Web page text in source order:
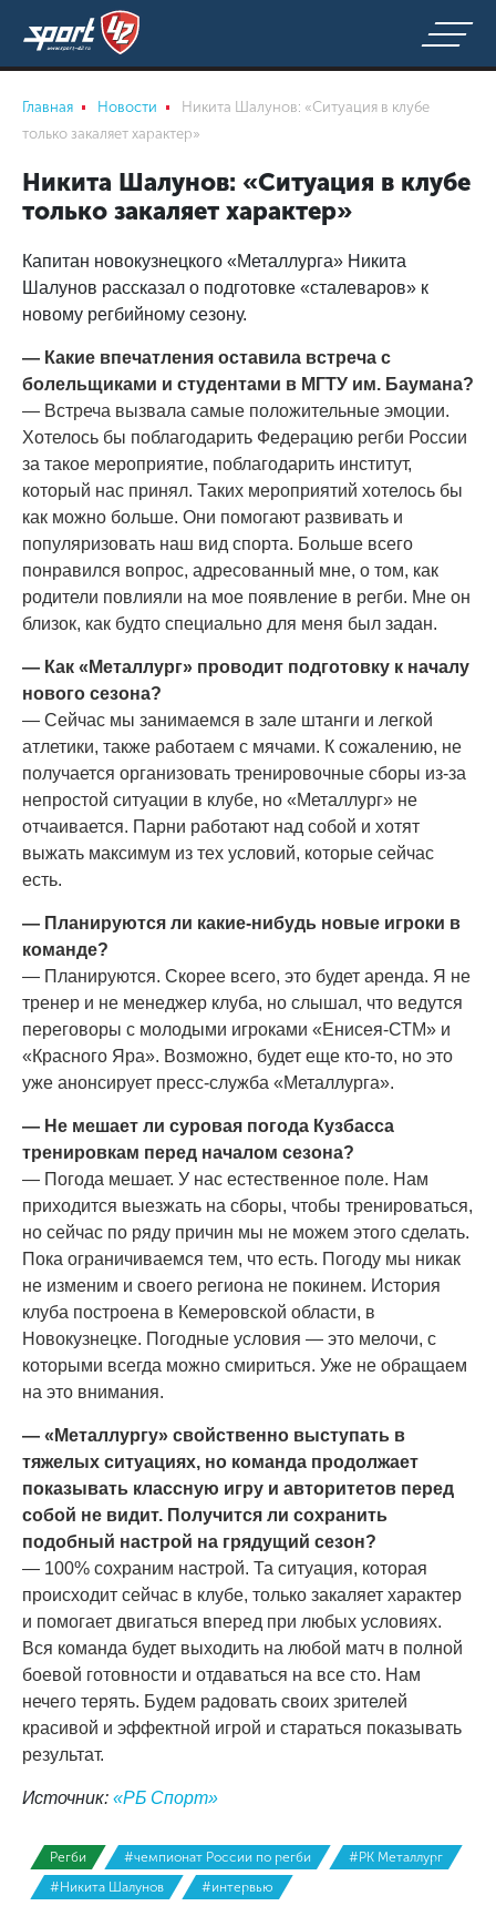
Главная Новости
Никита Шалунов: «Ситуация в клубе
только закаляет характер»
Никита Шалунов: «Ситуация в клубе
только закаляет характер»
Капитан новокузнецкого «Металлурга» Никита
Шалунов рассказал о подготовке «сталеваров» к
новому регбийному сезону.
— Какие впечатления оставила встреча с
болельщиками и студентами в МГТУ им. Баумана?
— Встреча вызвала самые положительные эмоции.
Хотелось бы поблагодарить Федерацию регби России
за такое мероприятие, поблагодарить институт,
который нас принял. Таких мероприятий хотелось бы
как можно больше. Они помогают развивать и
популяризовать наш вид спорта. Больше всего
понравился вопрос, адресованный мне, о том, как
родители повлияли на мое появление в регби. Мне он
близок, как будто специально для меня был задан.
— Как «Металлург» проводит подготовку к началу
нового сезона?
— Сейчас мы занимаемся в зале штанги и легкой
атлетики, также работаем с мячами. К сожалению, не
получается организовать тренировочные сборы из-за
непростой ситуации в клубе, но «Металлург» не
отчаивается. Парни работают над собой и хотят
выжать максимум из тех условий, которые сейчас
есть.
— Планируются ли какие-нибудь новые игроки в
команде?
— Планируются. Скорее всего, это будет аренда. Я не
тренер и не менеджер клуба, но слышал, что ведутся
переговоры с молодыми игроками «Енисея-СТМ» и
«Красного Яра». Возможно, будет еще кто-то, но это
уже анонсирует пресс-служба «Металлурга».
— Не мешает ли суровая погода Кузбасса
тренировкам перед началом сезона?
— Погода мешает. У нас естественное поле. Нам
приходится выезжать на сборы, чтобы тренироваться,
но сейчас по ряду причин мы не можем этого сделать.
Пока ограничиваемся тем, что есть. Погоду мы никак
не изменим и своего региона не покинем. История
клуба построена в Кемеровской области, в
Новокузнецке. Погодные условия — это мелочи, с
которыми всегда можно смириться. Уже не обращаем
на это внимания.
— «Металлургу» свойственно выступать в
тяжелых ситуациях, но команда продолжает
показывать классную игру и авторитетов перед
собой не видит. Получится ли сохранить
подобный настрой на грядущий сезон?
— 100% сохраним настрой. Та ситуация, которая
происходит сейчас в клубе, только закаляет характер
и помогает двигаться вперед при любых условиях.
Вся команда будет выходить на любой матч в полной
боевой готовности и отдаваться на все сто. Нам
нечего терять. Будем радовать своих зрителей
красивой и эффектной игрой и стараться показывать
результат.
Источник: «РБ Спорт»
Регби #чемпионат России по регби
#РК Металлург
#Никита Шалунов
#интервью